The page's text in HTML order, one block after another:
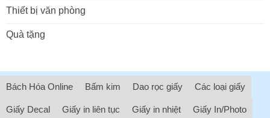
Thiết bị văn phòng
Quà tặng
Bách Hóa Online Bấm kim Dao rọc giấy Các loại giấy
Giấy Decal Giấy in liên tục Giấy in nhiệt Giấy In/Photo